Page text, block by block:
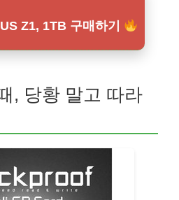
Z1, 1TB 구매하기
, 당황 말고 따라